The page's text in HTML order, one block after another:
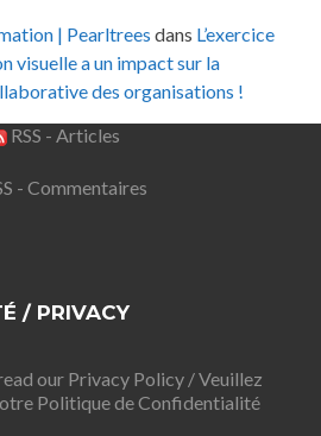
| Pearltrees dans L’exercice
visuelle a un impact sur la
des organisations !
RSS - Articles
- Commentaires
/ PRIVACY
our Privacy Policy / Veuillez
Politique de Confidentialité